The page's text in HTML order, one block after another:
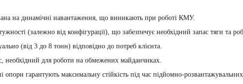
на динамічні навантаження, що виникають при роботі КМУ.
(залежно від конфігурації), що забезпечує необхідний запас тяги та
(від 3 до 8 тонн) відповідно до потреб клієнта.
необхідний для роботи на обмежених майданчиках.
гарантують максимальну стійкість під час підйомно-розвантажувальних